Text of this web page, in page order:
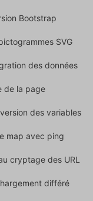
Bootstrap
SVG
des données
de la page
des variables
map avec ping
cryptage des URL
différé